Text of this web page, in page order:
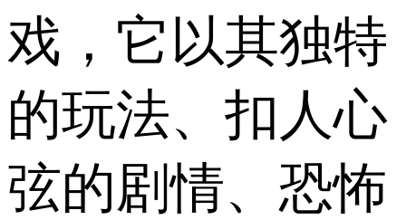
戏，它以其独特
的玩法、扣人心
弦的剧情、恐怖